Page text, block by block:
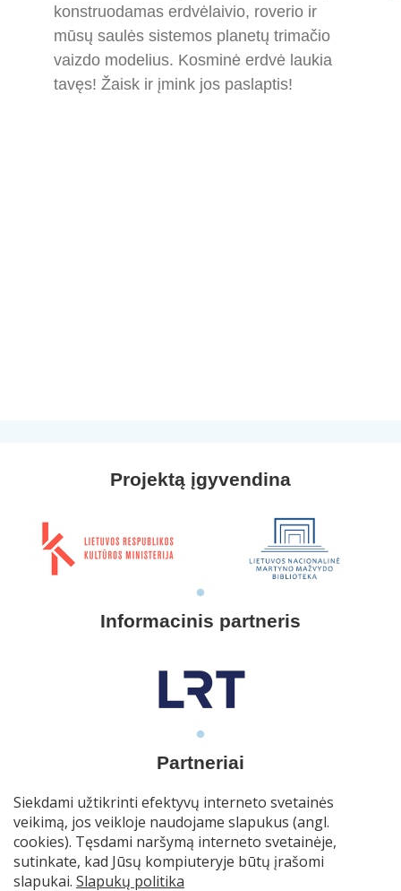
Siekdami užtikrinti efektyvų interneto svetainės
veikimą, jos veikloje naudojame slapukus (angl.
cookies). Tęsdami naršymą interneto svetainėje,
sutinkate, kad Jūsų kompiuteryje būtų įrašomi
slapukai. Slapukų politika
konstruodamas erdvėlaivio, roverio ir
mūsų saulės sistemos planetų trimačio
vaizdo modelius. Kosminė erdvė laukia
tavęs! Žaisk ir įmink jos paslaptis!
Projektą įgyvendina
Informacinis partneris
Partneriai